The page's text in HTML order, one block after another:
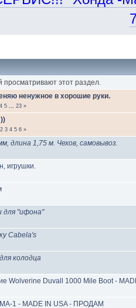
просматривают этот раздел.
ненужное в хорошие руки.
4 5 ... 23»
2 3 4 5 6»
длина 1,75 м. Чехов, самовывоз.
игрушки.
для "ифона"
Cabela's
колодца
Wolverine Duvall 1000 Mile Boot -
1 - MADE IN USA - ПРОДАМ